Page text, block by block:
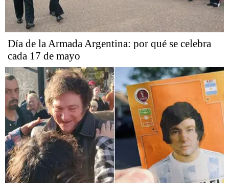
Día de la Armada Argentina: por qué se celebra
cada 17 de mayo